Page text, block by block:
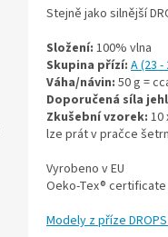
Stejně jako silnější
Složení: 100% vlna
Skupina přízí: A (23
Váha/návin: 50 g =
Doporučená síla
Zkušební vzorek: 10
lze prát v pračce
Vyrobeno v EU
Oeko-Tex® certificate
Modely z příze